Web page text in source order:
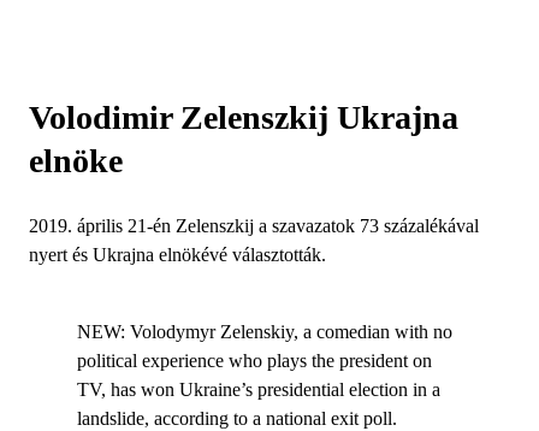
Volodimir Zelenszkij Ukrajna
elnöke
2019. április 21-én Zelenszkij a szavazatok 73 százalékával
nyert és Ukrajna elnökévé választották.
NEW: Volodymyr Zelenskiy, a comedian with no
political experience who plays the president on
TV, has won Ukraine’s presidential election in a
landslide, according to a national exit poll.